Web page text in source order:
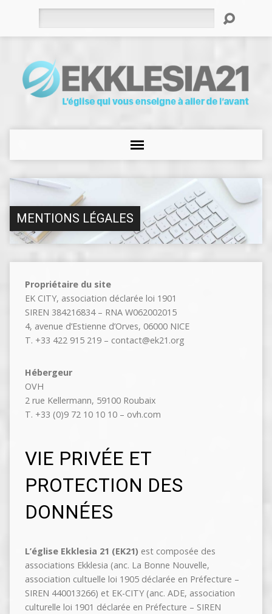
MENTIONS LÉGALES
Propriétaire du site
EK CITY, association déclarée loi 1901
SIREN 384216834 – RNA W062002015
4, avenue d’Estienne d’Orves, 06000 NICE
T. +33 422 915 219 – contact@ek21.org
Hébergeur
OVH
2 rue Kellermann, 59100 Roubaix
T. +33 (0)9 72 10 10 10 – ovh.com
VIE PRIVÉE ET
PROTECTION DES
DONNÉES
L’église Ekklesia 21 (EK21) est composée des
associations Ekklesia (anc. La Bonne Nouvelle,
association cultuelle loi 1905 déclarée en Préfecture –
SIREN 440013266) et EK-CITY (anc. ADE, association
culturelle loi 1901 déclarée en Préfecture – SIREN